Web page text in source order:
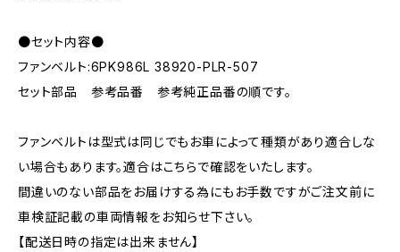
●セット内容●
ファンベルト:6PK986L 38920-PLR-507
セット部品 参考品番 参考純正品番の順です。
ファンベルトは型式は同じでもお車によって種類があり適合しな
い場合もあります。適合はこちらで確認をいたします。
間違いのない部品をお届けする為にもお手数ですがご注文前に
車検証記載の車両情報をお知らせ下さい。
【配送日時の指定は出来ません】